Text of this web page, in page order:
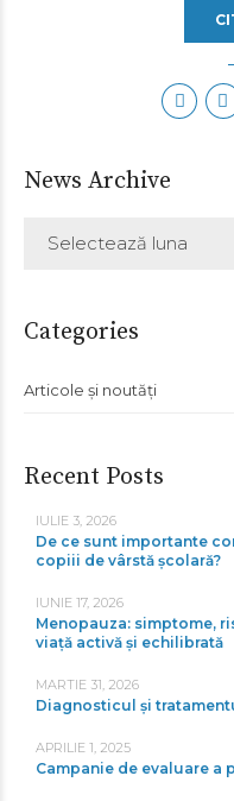
News Archive
Selectează luna
Categories
Articole și noutăți
Recent Posts
IULIE 3, 2026
De ce sunt importante
copiii de vârstă școlară?
IUNIE 17, 2026
Menopauza: simptome,
viață activă și echilibrată
MARTIE 31, 2026
Diagnosticul și
APRILIE 1, 2025
Campanie de evaluare